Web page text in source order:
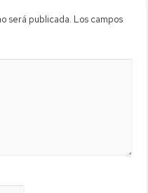
será publicada. Los campos